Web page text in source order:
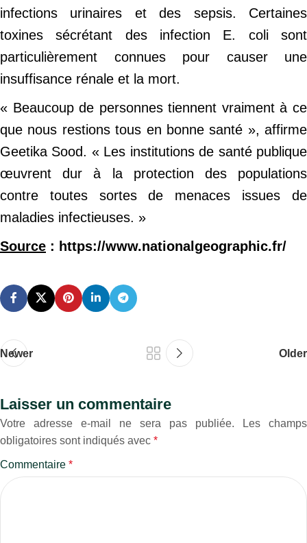
infections urinaires et des sepsis. Certaines
toxines sécrétant des infection E. coli sont
particulièrement connues pour causer une
insuffisance rénale et la mort.
« Beaucoup de personnes tiennent vraiment à ce
que nous restions tous en bonne santé », affirme
Geetika Sood. « Les institutions de santé publique
œuvrent dur à la protection des populations
contre toutes sortes de menaces issues de
maladies infectieuses. »
Source : https://www.nationalgeographic.fr/
Newer Older
Laisser un commentaire
Votre adresse e-mail ne sera pas publiée.
Les champs
obligatoires sont indiqués avec *
Commentaire *